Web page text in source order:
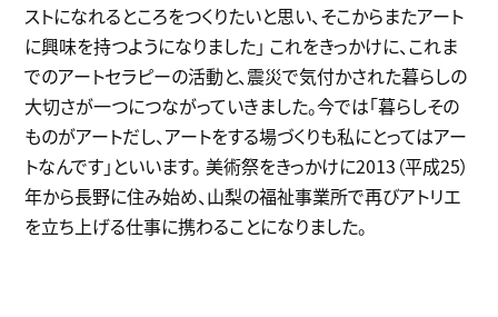
ストになれるところをつくりたいと思い、そこからまたアート
に興味を持つようになりました」 これをきっかけに、これま
でのアートセラピーの活動と、震災で気付かされた暮らしの
大切さが一つにつながっていきました。今では「暮らしその
ものがアートだし、アートをする場づくりも私にとってはアー
トなんです」といいます。 美術祭をきっかけに2013（平成25）
年から長野に住み始め、山梨の福祉事業所で再びアトリエ
を立ち上げる仕事に携わることになりました。